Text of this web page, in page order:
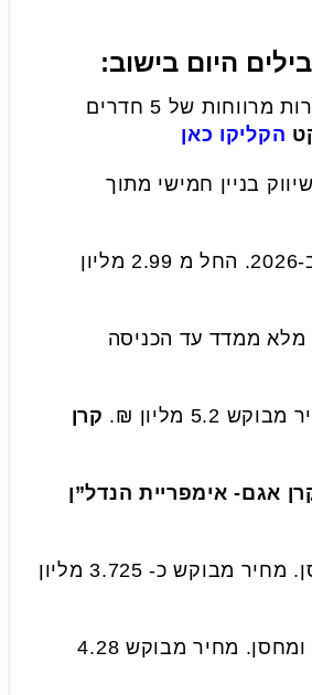
היום בישוב:
– פרוייקט מגדלי היוקרה של קבוצת רמי שבירו, דירות מרווחות של 5 חדרים
הקליקו כאן
בניין חמישי מתוך
דירות 4-5 ופנטהאוזים שלמו 20% והיתרה באכלוס ב-2026. החל מ 2.99 מליון
פטור מלא ממדד עד הכניסה
קרן
אגם- אימפריית הנדל”ן
5 חד' חדשה בשבירו נאות אריאל שרון, 125 מ"ר + 12 מ"ר מ.שמש, קומה 12, חניה ומחסן. מחיר מבוקש כ- 3.725 מליון
5 חד' בפסגת אונו, בבניין בוטיק, מעוצבת ושקטה, מטבח משודרג, חדר מתבגר, 2 חניות ומחסן. מחיר מבוקש 4.28